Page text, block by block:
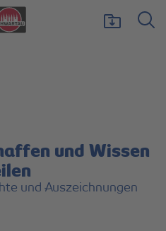
Wir möchten etwas zurückgeben und
und Wissen
und Auszeichnungen